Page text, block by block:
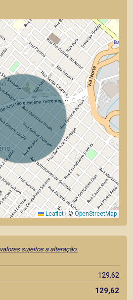
Leaflet |© OpenStreetMap
valores sujeitos a alteração.
129,62
129,62